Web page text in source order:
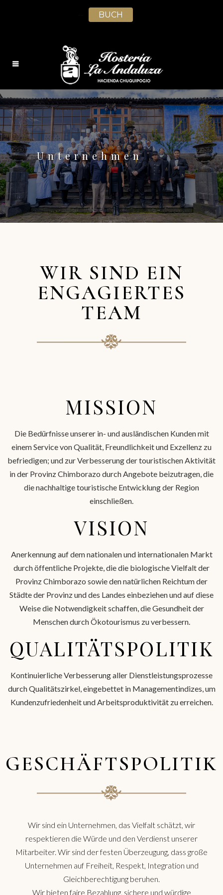
Unternehmen
WIR SIND EIN
ENGAGIERTES
TEAM
MISSION
Die Bedürfnisse unserer in- und ausländischen Kunden mit
einem Service von Qualität, Freundlichkeit und Exzellenz zu
befriedigen; und zur Verbesserung der touristischen Aktivität
in der Provinz Chimborazo durch Angebote beizutragen, die
die nachhaltige touristische Entwicklung der Region
einschließen.
VISION
Anerkennung auf dem nationalen und internationalen Markt
durch öffentliche Projekte, die die biologische Vielfalt der
Provinz Chimborazo sowie den natürlichen Reichtum der
Städte der Provinz und des Landes einbeziehen und auf diese
Weise die Notwendigkeit schaffen, die Gesundheit der
Menschen durch Ökotourismus zu verbessern.
QUALITÄTSPOLITIK
Kontinuierliche Verbesserung aller Dienstleistungsprozesse
durch Qualitätszirkel, eingebettet in Managementindizes, um
Kundenzufriedenheit und Arbeitsproduktivität zu erreichen.
GESCHÄFTSPOLITIK
Wir sind ein Unternehmen, das Vielfalt schätzt, wir
respektieren die Würde und den Verdienst unserer
Mitarbeiter. Wir sind der festen Überzeugung, dass große
Unternehmen auf Freiheit, Respekt, Integration und
Gleichberechtigung beruhen.
Wir bieten faire Bezahlung, sichere und würdige
BUCH